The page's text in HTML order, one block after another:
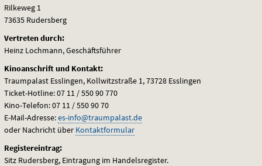
Rilkeweg 1
73635 Rudersberg
Vertreten durch:
Heinz Lochmann, Geschäftsführer
Kinoanschrift und Kontakt:
Traumpalast Esslingen, Kollwitzstraße 1, 73728 Esslingen
Ticket-Hotline: 07 11 / 550 90 770
Kino-Telefon: 07 11 / 550 90 70
E-Mail-Adresse:es-info@traumpalast.de
oder Nachricht über Kontaktformular
Registereintrag:
Sitz Rudersberg, Eintragung im Handelsregister.